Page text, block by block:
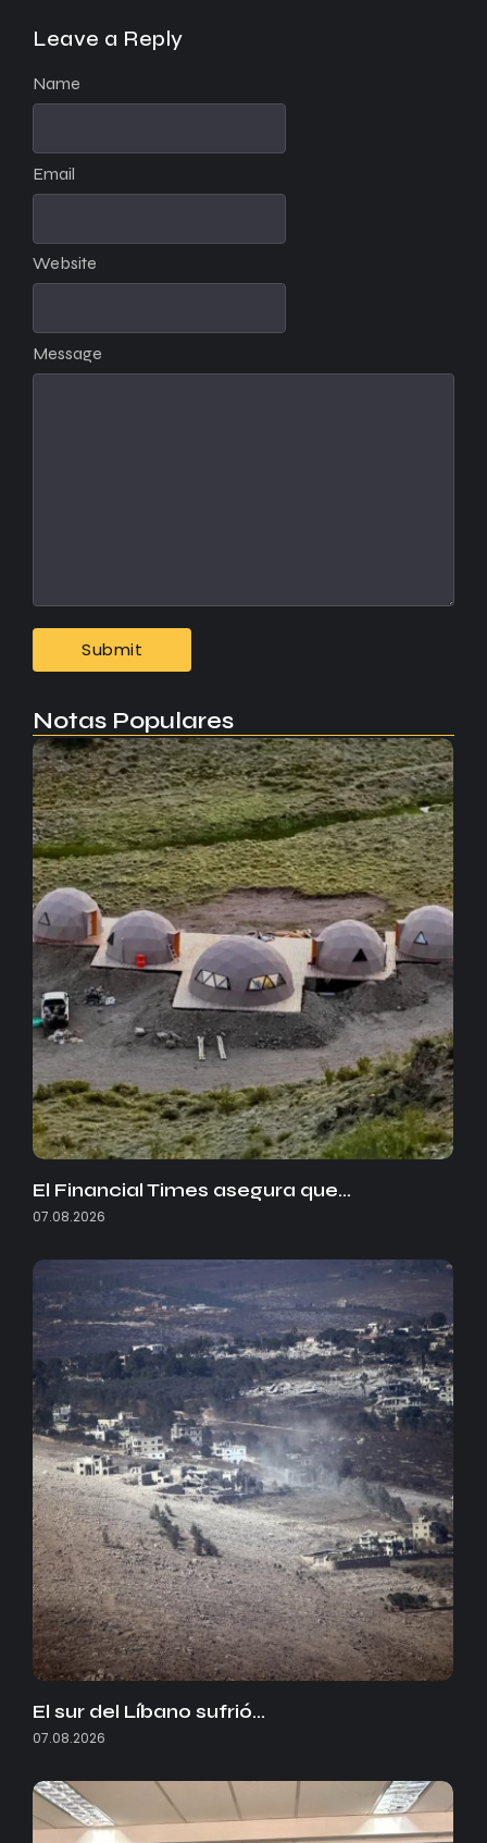
Leave a Reply
Message
Name
Email
Website
Notas Populares
El Financial Times asegura que…
07.08.2026
El sur del Líbano sufrió…
07.08.2026